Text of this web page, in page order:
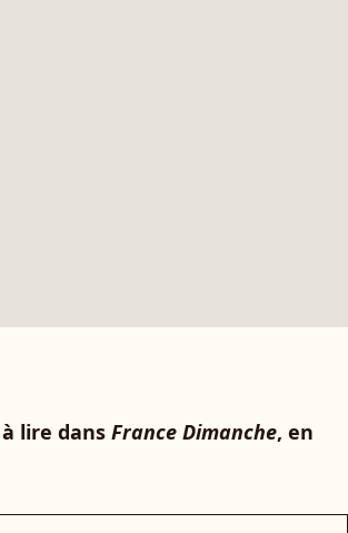
lire dans France Dimanche, en